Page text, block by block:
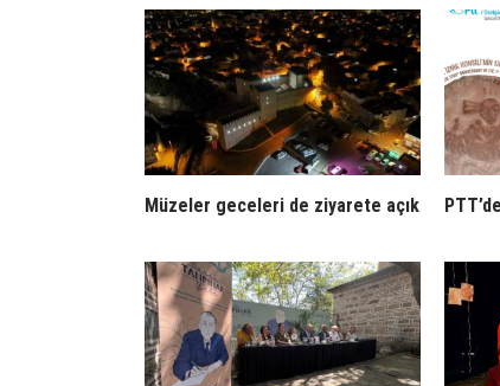
Müzeler geceleri de ziyarete açık